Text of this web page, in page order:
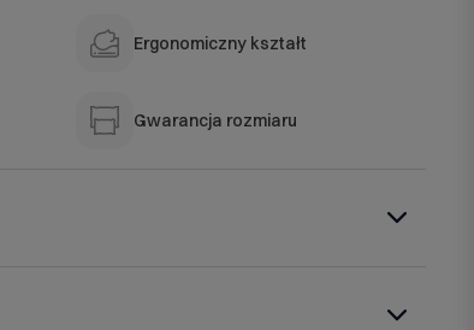
Ergonomiczny kształt
Gwarancja rozmiaru